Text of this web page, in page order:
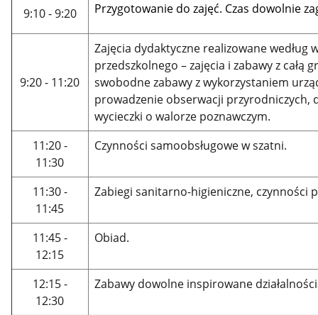
9:10 - 9:20 Przygotowanie do zajęć. Czas dowolnie
9:20 - 11:20
Zajęcia dydaktyczne realizowane
przedszkolnego – zajęcia i zabawy z całą
swobodne zabawy z wykorzystaniem
prowadzenie obserwacji przyrodniczych,
wycieczki o walorze poznawczym.
11:20 -
11:30
Czynności samoobsługowe w szatni.
11:30 -
11:45
Zabiegi sanitarno-higieniczne, czynności
11:45 -
12:15
Obiad.
12:15 -
12:30
Zabawy dowolne inspirowane